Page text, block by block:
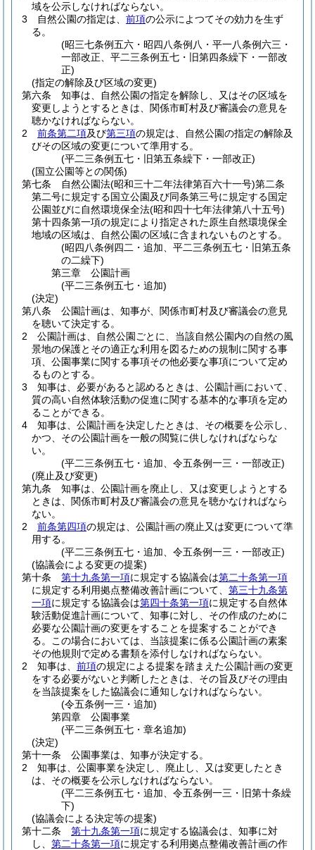
域を公示しなければならない。
3
自然公園の指定は、 前項の公示によつてその効力を生ず
る。
(昭三七条例五六・昭四八条例八・平一八条例六三・
一部改正、平二三条例五七・旧第四条繰下・一部改
正)
(指定の解除及び区域の変更)
第六条
知事は、自然公園の指定を解除し、又はその区域を
変更しようとするときは、関係市町村及び審議会の意見を
聴かなければならない。
2
前条第二項及び第三項の規定は、自然公園の指定の解除及
びその区域の変更について準用する。
(平二三条例五七・旧第五条繰下・一部改正)
(国立公園等との関係)
第七条
自然公園法(昭和三十二年法律第百六十一号)第二条
第二号に規定する国立公園及び同条第三号に規定する国定
公園並びに自然環境保全法(昭和四十七年法律第八十五号)
第十四条第一項の規定により指定された原生自然環境保全
地域の区域は、自然公園の区域に含まれないものとする。
(昭四八条例四二・追加、平二三条例五七・旧第五条
の二繰下)
第三章
公園計画
(平二三条例五七・追加)
(決定)
第八条
公園計画は、知事が、関係市町村及び審議会の意見
を聴いて決定する。
2
公園計画は、自然公園ごとに、当該自然公園内の自然の風
景地の保護とその適正な利用を図るための規制に関する事
項、公園事業に関する事項その他必要な事項について定め
るものとする。
3
知事は、必要があると認めるときは、公園計画において、
質の高い自然体験活動の促進に関する基本的な事項を定め
ることができる。
4
知事は、公園計画を決定したときは、その概要を公示し、
かつ、その公園計画を一般の閲覧に供しなければならな
い。
(平二三条例五七・追加、令五条例一三・一部改正)
(廃止及び変更)
第九条
知事は、公園計画を廃止し、又は変更しようとする
ときは、関係市町村及び審議会の意見を聴かなければなら
ない。
2
前条第四項の規定は、公園計画の廃止又は変更について準
用する。
(平二三条例五七・追加、令五条例一三・一部改正)
(協議会による変更の提案)
第十条
第十九条第一項に規定する協議会は第二十条第一項
に規定する利用拠点整備改善計画について、 第三十九条第
一項に規定する協議会は第四十条第一項に規定する自然体
験活動促進計画について、知事に対し、その作成のために
必要な公園計画の変更をすることを提案することができ
る。
この場合においては、当該提案に係る公園計画の素案
その他規則で定める書類を添付しなければならない。
2
知事は、 前項の規定による提案を踏まえた公園計画の変更
をする必要がないと判断したときは、その旨及びその理由
を当該提案をした協議会に通知しなければならない。
(令五条例一三・追加)
第四章
公園事業
(平二三条例五七・章名追加)
(決定)
第十一条
公園事業は、知事が決定する。
2
知事は、公園事業を決定し、廃止し、又は変更したとき
は、その概要を公示しなければならない。
(平二三条例五七・追加、令五条例一三・旧第十条繰
下)
(協議会による決定等の提案)
第十二条
第十九条第一項に規定する協議会は、知事に対
し、 第二十条第一項に規定する利用拠点整備改善計画の作